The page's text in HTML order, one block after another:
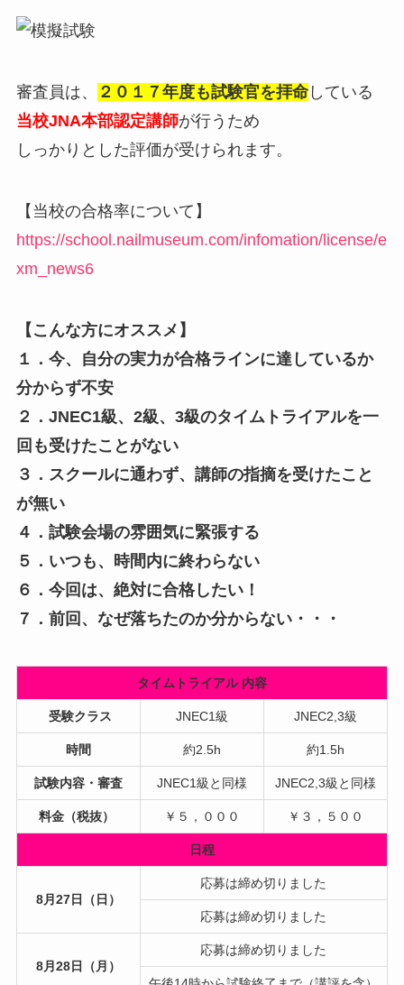
審査員は、 ２０１７年度も試験官を拝命している
当校JNA本部認定講師が行うため
しっかりとした評価が受けられます。
【当校の合格率について】
https://school.nailmuseum.com/infomation/license/e
xm_news6
【こんな方にオススメ】
１．今、自分の実力が合格ラインに達しているか
分からず不安
２．JNEC1級、2級、3級のタイムトライアルを一
回も受けたことがない
３．スクールに通わず、講師の指摘を受けたこと
が無い
４．試験会場の雰囲気に緊張する
５．いつも、時間内に終わらない
６．今回は、絶対に合格したい！
７．前回、なぜ落ちたのか分からない・・・
タイムトライアル 内容
受験クラス JNEC1級 JNEC2,3級
時間 約2.5h 約1.5h
試験内容・審査 JNEC1級と同様 JNEC2,3級と同様
料金（税抜） ￥５，０００ ￥３，５００
日程
8月27日（日）
応募は締め切りました
応募は締め切りました
8月28日（月）
応募は締め切りました